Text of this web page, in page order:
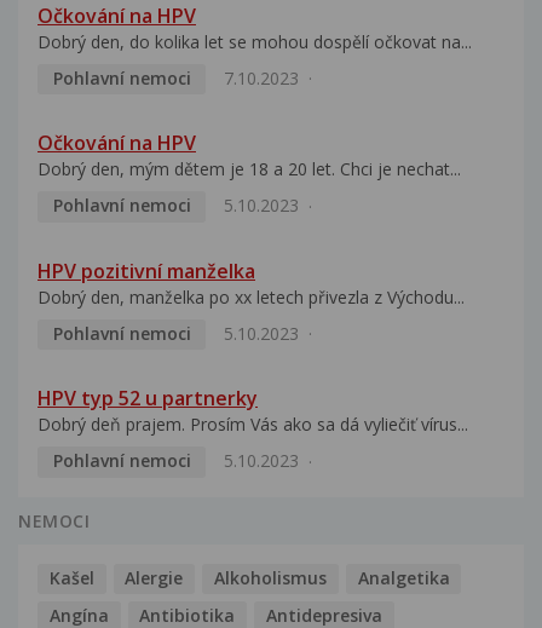
Očkování na HPV
Dobrý den, do kolika let se mohou dospělí očkovat na...
Pohlavní nemoci
7.10.2023
Očkování na HPV
Dobrý den, mým dětem je 18 a 20 let. Chci je nechat...
Pohlavní nemoci
5.10.2023
HPV pozitivní manželka
Dobrý den, manželka po xx letech přivezla z Východu...
Pohlavní nemoci
5.10.2023
HPV typ 52 u partnerky
Dobrý deň prajem. Prosím Vás ako sa dá vyliečiť vírus...
Pohlavní nemoci
5.10.2023
NEMOCI
Kašel Alergie Alkoholismus
Analgetika
Angína
Antibiotika
Antidepresiva